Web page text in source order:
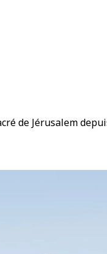
de Jérusalem